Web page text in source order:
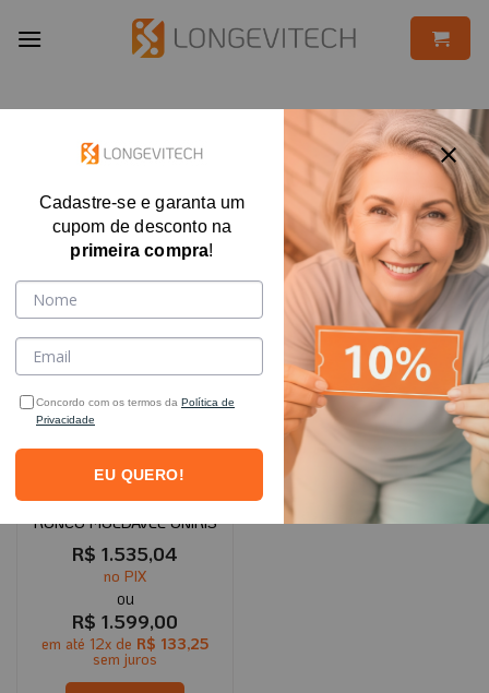
APARELHO BUCAL ANTI
RONCO MOLDÁVEL ONIRIS
R$ 1.535,04
no PIX
R$ 1.599,00
em até 12x de R$ 133,25
sem juros
Cadastre-se e garanta um
cupom de desconto na
primeira compra!
Concordo com os termos da Política de
Privacidade
EU QUERO!